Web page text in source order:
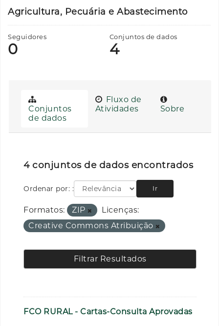
Agricultura, Pecuária e Abastecimento
Seguidores
0
Conjuntos de dados
4
Conjuntos
de dados
Fluxo de
Atividades
Sobre
4 conjuntos de dados encontrados
Ordenar por: Ir
Formatos: ZIP
Licenças:
Creative Commons Atribuição
Filtrar Resultados
FCO RURAL - Cartas-Consulta Aprovadas